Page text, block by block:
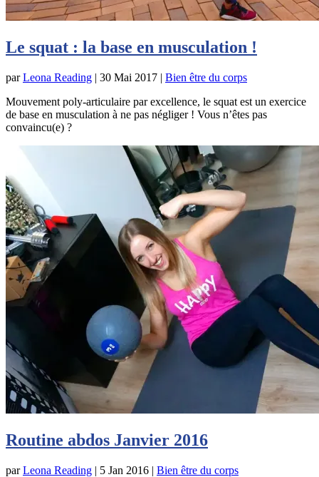
Le squat : la base en musculation !
parLeona Reading | 30 Mai 2017 | Bien être du corps
Mouvement poly-articulaire par excellence, le squat est un exercice
de base en musculation à ne pas négliger ! Vous n’êtes pas
convaincu(e) ?
Routine abdos Janvier 2016
parLeona Reading | 5 Jan 2016 | Bien être du corps